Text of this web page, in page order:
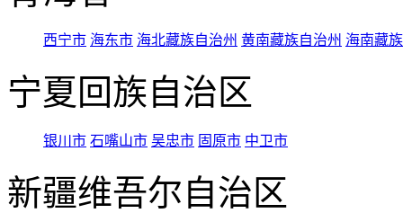
西宁市 海东市 海北藏族自治州 黄南藏族自治州 海南藏
宁夏回族自治区
银川市 石嘴山市 吴忠市 固原市 中卫市
新疆维吾尔自治区